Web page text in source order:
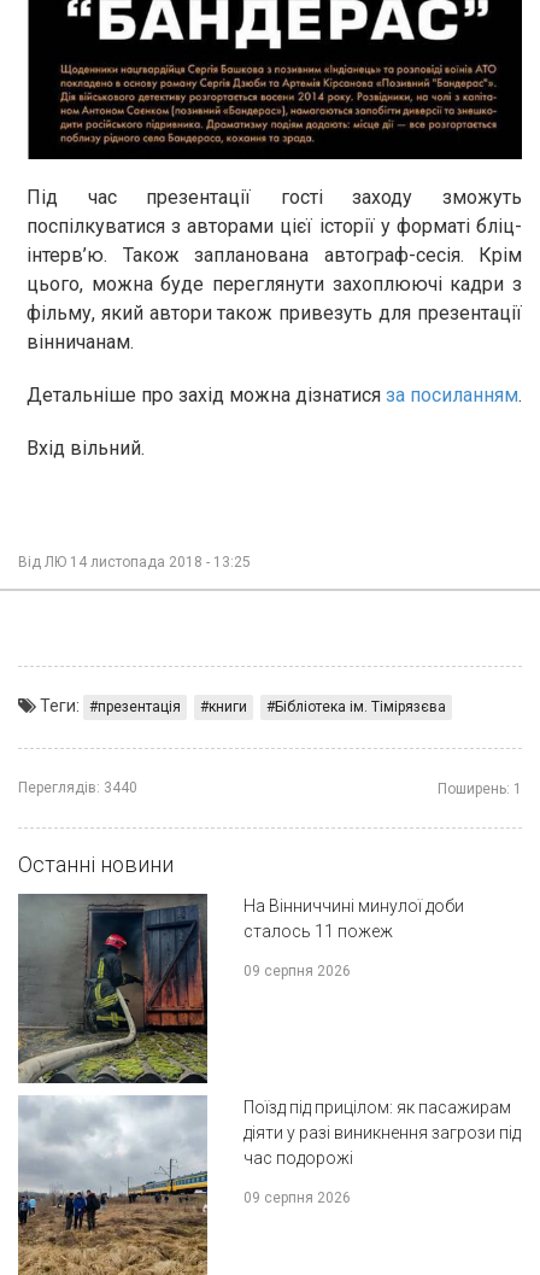
Під час презентації гості заходу зможуть
поспілкуватися з авторами цієї історії у форматі бліц-
інтерв’ю. Також запланована автограф-сесія. Крім
цього, можна буде переглянути захоплюючі кадри з
фільму, який автори також привезуть для презентації
вінничанам.
Детальніше про захід можна дізнатися за посиланням.
Вхід вільний.
Від ЛЮ 14 листопада 2018 - 13:25
Теги: презентація книги Бібліотека ім. Тімірязєва
Переглядів: 3440 Поширень: 1
Останні новини
На Вінниччині минулої доби
сталось 11 пожеж
09 серпня 2026
Поїзд під прицілом: як пасажирам
діяти у разі виникнення загрози під
час подорожі
09 серпня 2026